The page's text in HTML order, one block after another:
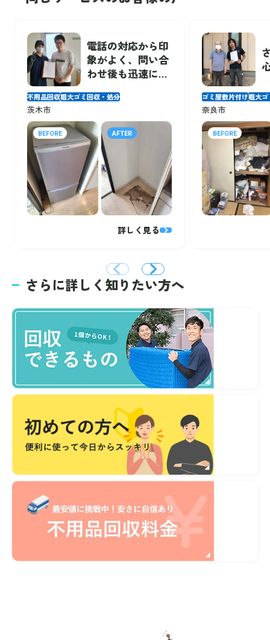
電話の対応から印
象がよく、問い合
わせ後も迅速に対
助かりました！
不用品回収粗大ゴミ回収・処分
茨木市
BEFORE AFTER
詳しく見る
ゴミ屋敷片付け粗大
奈良市
BEFORE
さらに詳しく知りたい方へ